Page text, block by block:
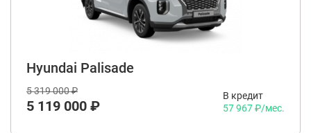
Hyundai Palisade
5 319 000 ₽
5 119 000 ₽
В кредит
57 967 ₽/мес.